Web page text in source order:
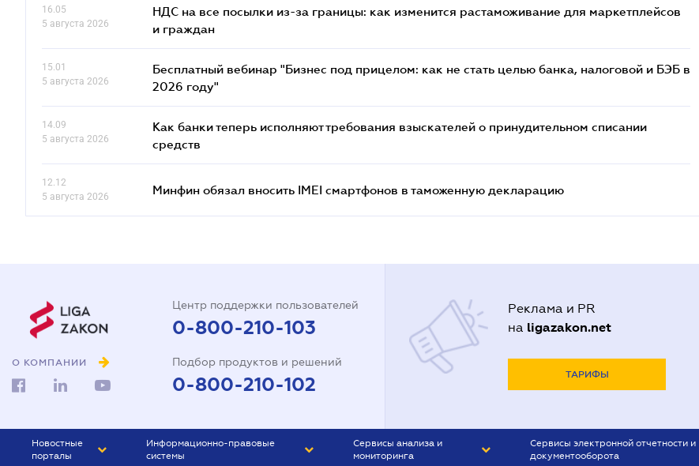
16.05
5 августа 2026
НДС на все посылки из-за границы: как изменится растаможивание для маркетплейсов
и граждан
15.01
5 августа 2026
Бесплатный вебинар "Бизнес под прицелом: как не стать целью банка, налоговой и БЭБ в
2026 году"
14.09
5 августа 2026
Как банки теперь исполняют требования взыскателей о принудительном списании
средств
12.12
5 августа 2026
Минфин обязал вносить IMEI смартфонов в таможенную декларацию
О КОМПАНИИ
Центр поддержки пользователей
0-800-210-103
Подбор продуктов и решений
0-800-210-102
Реклама и PR
на ligazakon.net
ТАРИФЫ
Новостные
порталы
Информационно-правовые
системы
Сервисы анализа и
мониторинга
Сервисы электронной отчетности и
документооборота